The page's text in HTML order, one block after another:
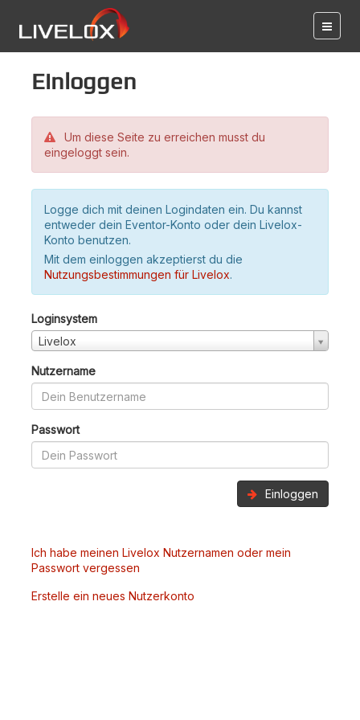
Einloggen
Um diese Seite zu erreichen musst du
eingeloggt sein.
Logge dich mit deinen Logindaten ein. Du kannst
entweder dein Eventor-Konto oder dein Livelox-
Konto benutzen.
Mit dem einloggen akzeptierst du die
Nutzungsbestimmungen für Livelox.
Loginsystem
Livelox
Nutzername
Passwort
Einloggen
Ich habe meinen Livelox Nutzernamen oder mein
Passwort vergessen
Erstelle ein neues Nutzerkonto